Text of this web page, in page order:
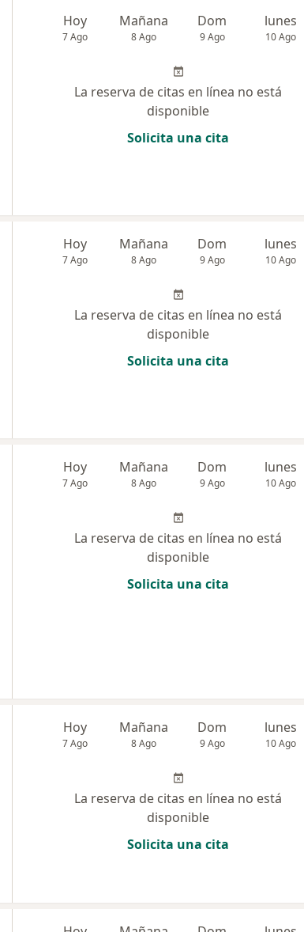
Hoy
7 Ago
Mañana
8 Ago
Dom
9 Ago
lunes
10 Ago
La reserva de citas en línea no está
disponible
Solicita una cita
Hoy
7 Ago
Mañana
8 Ago
Dom
9 Ago
lunes
10 Ago
La reserva de citas en línea no está
disponible
Solicita una cita
Hoy
7 Ago
Mañana
8 Ago
Dom
9 Ago
lunes
10 Ago
La reserva de citas en línea no está
disponible
Solicita una cita
Hoy
7 Ago
Mañana
8 Ago
Dom
9 Ago
lunes
10 Ago
La reserva de citas en línea no está
disponible
Solicita una cita